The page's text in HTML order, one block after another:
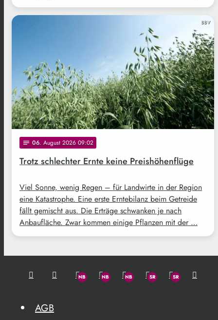
BBV
notes 06. August 2026 09:02
Trotz schlechter Ernte keine Preishöhenflüge
Viel Sonne, wenig Regen – für Landwirte in der Region
eine Katastrophe. Eine erste Erntebilanz beim Getreide
fällt gemischt aus. Die Erträge schwanken je nach
Anbaufläche. Zwar kommen einige Pflanzen mit der …
AGB